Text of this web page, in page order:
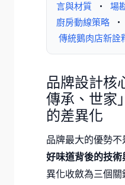
言與材質
・ 場
廚房動線策略
・
傳統鵝肉店新詮
品牌設計核
傳承、世家
的差異化
品牌最大的優勢
好味道背後的技術
異化收斂為三個關